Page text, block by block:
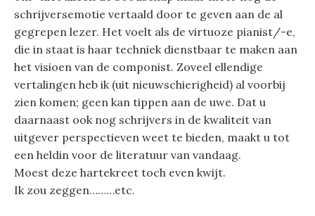
schrijversemotie vertaald door te geven aan de al
gegrepen lezer. Het voelt als de virtuoze pianist/-e,
die in staat is haar techniek dienstbaar te maken aan
het visioen van de componist. Zoveel ellendige
vertalingen heb ik (uit nieuwschierigheid) al voorbij
zien komen; geen kan tippen aan de uwe. Dat u
daarnaast ook nog schrijvers in de kwaliteit van
uitgever perspectieven weet te bieden, maakt u tot
een heldin voor de literatuur van vandaag.
Moest deze hartekreet toch even kwijt.
Ik zou zeggen………etc.